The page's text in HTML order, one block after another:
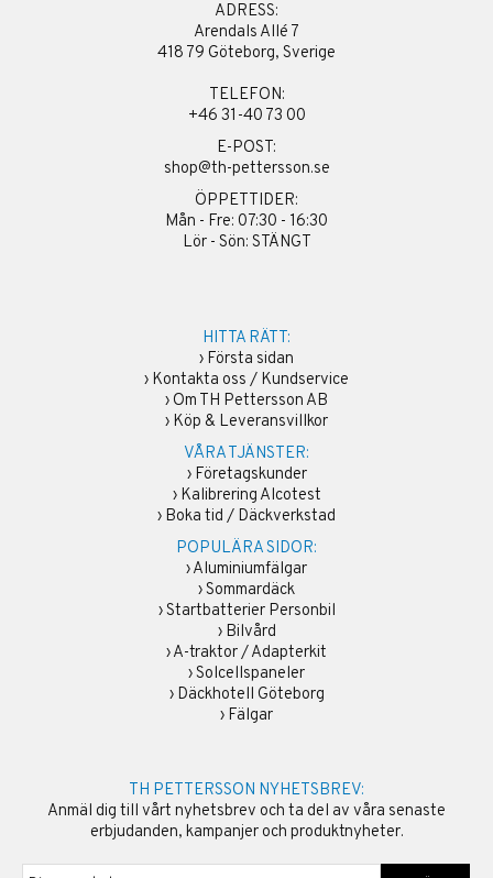
ADRESS:
Arendals Allé 7
418 79 Göteborg, Sverige
TELEFON:
+46 31-40 73 00
E-POST:
shop@th-pettersson.se
ÖPPETTIDER:
Mån - Fre: 07:30 - 16:30
Lör - Sön: STÄNGT
HITTA RÄTT:
› Första sidan
› Kontakta oss / Kundservice
› Om TH Pettersson AB
› Köp & Leveransvillkor
VÅRA TJÄNSTER:
› Företagskunder
› Kalibrering Alcotest
› Boka tid / Däckverkstad
POPULÄRA SIDOR:
›Aluminiumfälgar
›Sommardäck
›Startbatterier Personbil
› Bilvård
›A-traktor / Adapterkit
›Solcellspaneler
› Däckhotell Göteborg
› Fälgar
TH PETTERSSON NYHETSBREV:
Anmäl dig till vårt nyhetsbrev och ta del av våra senaste
erbjudanden, kampanjer och produktnyheter.